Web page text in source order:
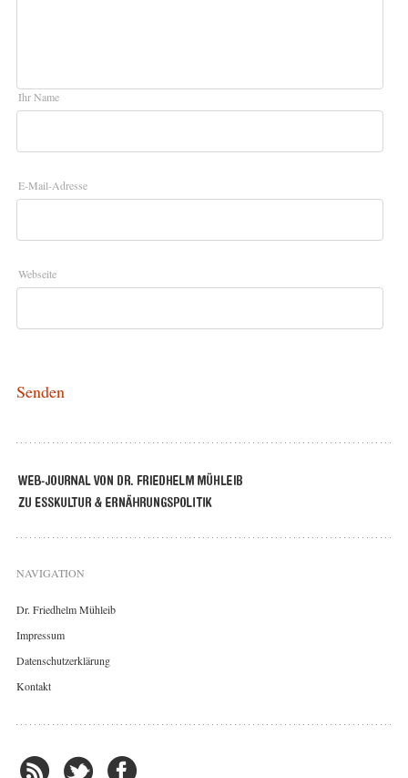
Ihr Name
E-Mail-Adresse
Webseite
NAVIGATION
Dr. Friedhelm Mühleib
Impressum
Datenschutzerklärung
Kontakt